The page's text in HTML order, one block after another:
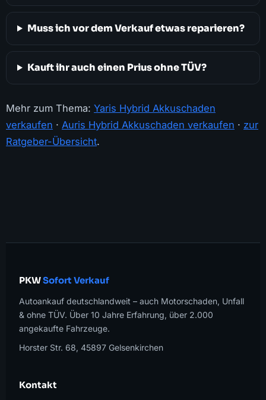
Muss ich vor dem Verkauf etwas reparieren?
Kauft ihr auch einen Prius ohne TÜV?
Mehr zum Thema: Yaris Hybrid Akkuschaden
verkaufen · Auris Hybrid Akkuschaden verkaufen · zur
Ratgeber-Übersicht.
PKWSofort Verkauf
Autoankauf deutschlandweit – auch Motorschaden, Unfall
& ohne TÜV. Über 10 Jahre Erfahrung, über 2.000
angekaufte Fahrzeuge.
Horster Str. 68, 45897 Gelsenkirchen
Kontakt